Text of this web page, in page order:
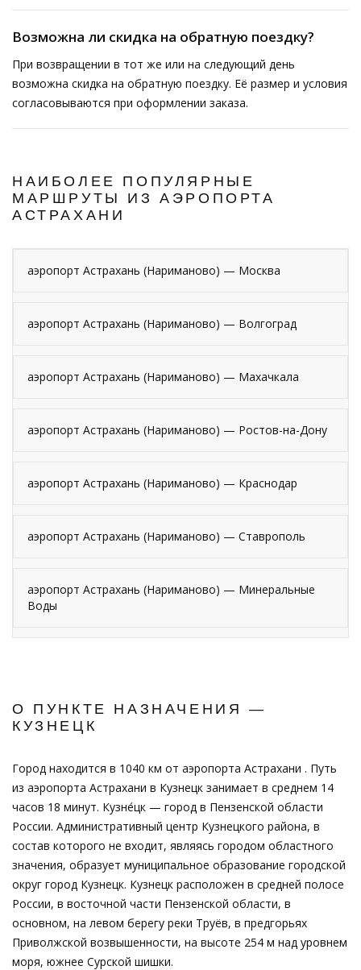
Возможна ли скидка на обратную поездку?
При возвращении в тот же или на следующий день
возможна скидка на обратную поездку. Её размер и условия
согласовываются при оформлении заказа.
НАИБОЛЕЕ ПОПУЛЯРНЫЕ
МАРШРУТЫ ИЗ АЭРОПОРТА
АСТРАХАНИ
аэропорт Астрахань (Нариманово) — Москва
аэропорт Астрахань (Нариманово) — Волгоград
аэропорт Астрахань (Нариманово) — Махачкала
аэропорт Астрахань (Нариманово) — Ростов-на-Дону
аэропорт Астрахань (Нариманово) — Краснодар
аэропорт Астрахань (Нариманово) — Ставрополь
аэропорт Астрахань (Нариманово) — Минеральные
Воды
О ПУНКТЕ НАЗНАЧЕНИЯ —
КУЗНЕЦК
Город находится в 1040 км от аэропорта Астрахани . Путь
из аэропорта Астрахани в Кузнецк занимает в среднем 14
часов 18 минут. Кузне́цк — город в Пензенской области
России. Административный центр Кузнецкого района, в
состав которого не входит, являясь городом областного
значения, образует муниципальное образование городской
округ город Кузнецк. Кузнецк расположен в средней полосе
России, в восточной части Пензенской области, в
основном, на левом берегу реки Труёв, в предгорьях
Приволжской возвышенности, на высоте 254 м над уровнем
моря, южнее Сурской шишки.